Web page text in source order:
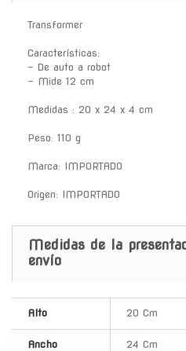
Transformer
Características:
- De auto a robot
- Mide 12 cm
Medidas : 20 x 24 x 4 cm
Peso: 110 g
Marca: IMPORTADO
Origen: IMPORTADO
Medidas de la
envío
Alto 20 Cm
Ancho 24 Cm